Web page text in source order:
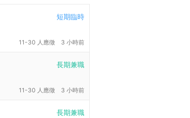
短期臨時
11-30 人應徵 3 小時前
長期兼職
11-30 人應徵 3 小時前
長期兼職